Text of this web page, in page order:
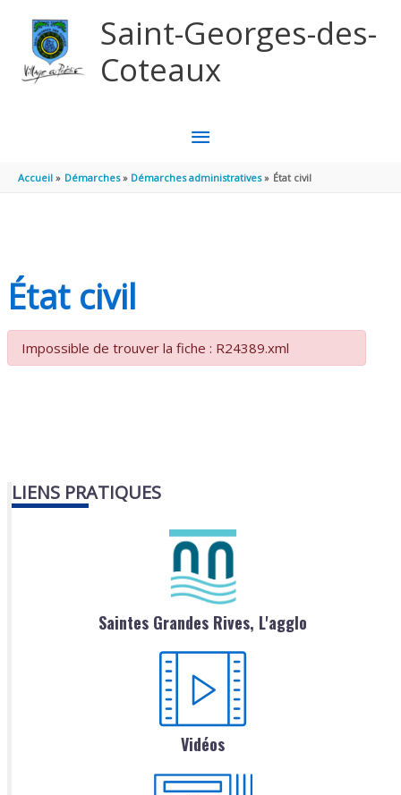
Saint-Georges-des-
Coteaux
MENU
PRINCIPAL
Accueil Démarches Démarches administratives État civil
État civil
Impossible de trouver la fiche : R24389.xml
LIENS PRATIQUES
Saintes Grandes Rives, L'agglo
Vidéos